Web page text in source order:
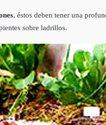
, éstos deben tener una
sobre ladrillos.